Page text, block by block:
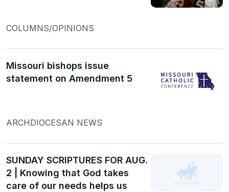
COLUMNS/OPINIONS
Missouri bishops issue
statement on Amendment 5
ARCHDIOCESAN NEWS
SUNDAY SCRIPTURES FOR AUG.
2 | Knowing that God takes
care of our needs helps us